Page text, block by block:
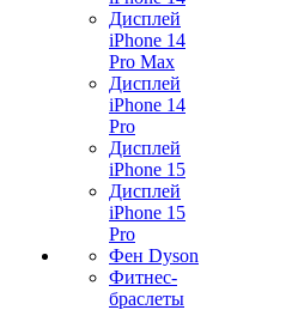
Дисплей
iPhone 14
Pro Max
Дисплей
iPhone 14
Pro
Дисплей
iPhone 15
Дисплей
iPhone 15
Pro
Фен Dyson
Фитнес-
браслеты